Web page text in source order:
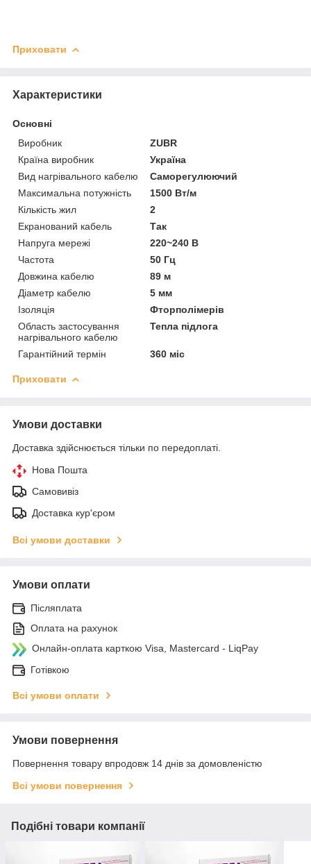
Приховати
Характеристики
Основні
Виробник
ZUBR
Країна виробник
Україна
Вид нагрівального кабелю
Саморегулюючий
Максимальна потужність
1500 Вт/м
Кількість жил
2
Екранований кабель
Так
Напруга мережі
220~240 В
Частота
50 Гц
Довжина кабелю
89 м
Діаметр кабелю
5 мм
Ізоляція
Фторполімерів
Область застосування
нагрівального кабелю
Тепла підлога
Гарантійний термін 360 міс
Приховати
Умови доставки
Доставка здійснюється тільки по передоплаті.
Нова Пошта
Самовивіз
Доставка кур'єром
Всі умови доставки
Умови оплати
Післяплата
Оплата на рахунок
Онлайн-оплата карткою Visa, Mastercard - LiqPay
Готівкою
Всі умови оплати
Умови повернення
Повернення товару впродовж 14 днів за домовленістю
Всі умови повернення
Подібні товари компанії